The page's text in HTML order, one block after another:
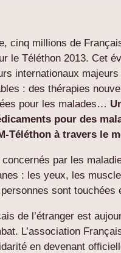
cinq millions de
le Téléthon 2013. Cet
internationaux
: des thérapies
pour les malades…
pour des
Téléthon à travers le
par les
: les yeux, les
sont touchées
de l’étranger est
L’association
en devenant